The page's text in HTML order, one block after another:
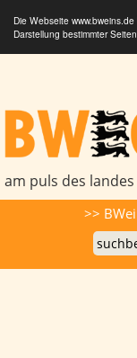
Die Webseite
Darstellung bestimmter
am puls des landes
>>